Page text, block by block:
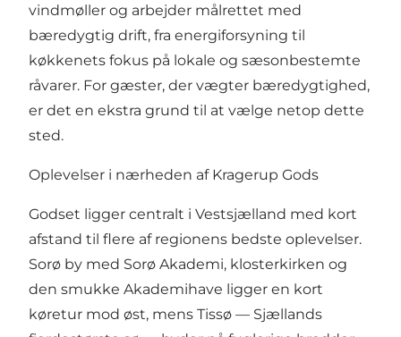
vindmøller og arbejder målrettet med
bæredygtig drift, fra energiforsyning til
køkkenets fokus på lokale og sæsonbestemte
råvarer. For gæster, der vægter bæredygtighed,
er det en ekstra grund til at vælge netop dette
sted.
Oplevelser i nærheden af Kragerup Gods
Godset ligger centralt i Vestsjælland med kort
afstand til flere af regionens bedste oplevelser.
Sorø by med Sorø Akademi, klosterkirken og
den smukke Akademihave ligger en kort
køretur mod øst, mens Tissø — Sjællands